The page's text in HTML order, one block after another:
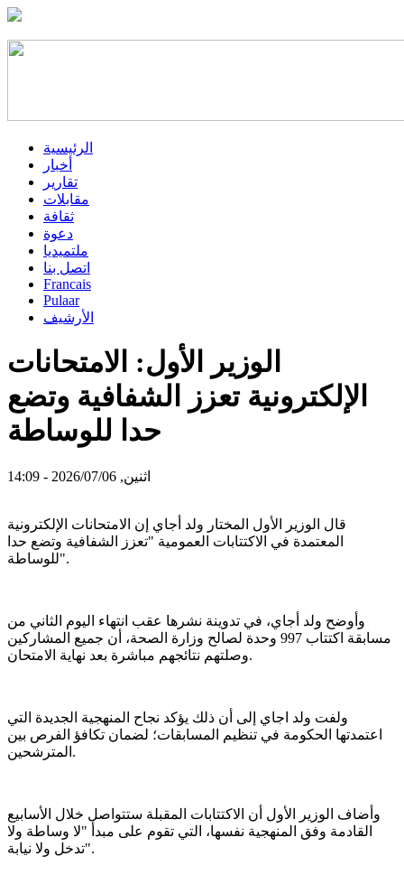
الرئيسية
أخبار
تقارير
مقابلات
ثقافة
دعوة
ملتميديا
اتصل بنا
Francais
Pulaar
الأرشيف
الوزير الأول: الامتحانات
الإلكترونية تعزز الشفافية وتضع
حدا للوساطة
اثنين, 2026/07/06 - 14:09
قال الوزير الأول المختار ولد أجاي إن الامتحانات الإلكترونية
المعتمدة في الاكتتابات العمومية "تعزز الشفافية وتضع حدا
للوساطة".
وأوضح ولد أجاي، في تدوينة نشرها عقب انتهاء اليوم الثاني من
مسابقة اكتتاب 997 وحدة لصالح وزارة الصحة، أن جميع المشاركين
وصلتهم نتائجهم مباشرة بعد نهاية الامتحان.
ولفت ولد اجاي إلى أن ذلك يؤكد نجاح المنهجية الجديدة التي
اعتمدتها الحكومة في تنظيم المسابقات؛ لضمان تكافؤ الفرص بين
المترشحين.
وأضاف الوزير الأول أن الاكتتابات المقبلة ستتواصل خلال الأسابيع
القادمة وفق المنهجية نفسها، التي تقوم على مبدأ "لا وساطة ولا
تدخل ولا نيابة".